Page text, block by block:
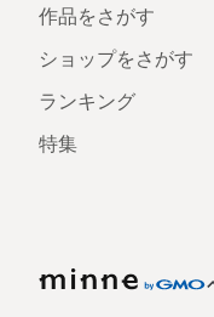
作品をさがす
ショップをさがす
ランキング
特集